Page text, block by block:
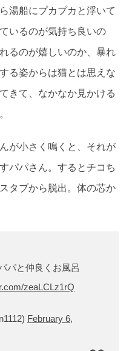
湯船にプカプカと浮いて
いるのが気持ち良いの
るのが嬉しいのか、暴れ
る姿からは猫とは思えな
きて、なかなか見かける
が小さく鳴くと、それが
パパさん。するとチコち
タブから脱出。体の芯か
パと仲良くお風呂
zeaLCLz1rQ
February 6,